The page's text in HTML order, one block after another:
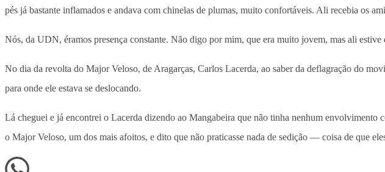
pés já bastante inflamados e andava com chinelas de plumas, muito confortáveis. Ali recebia os
Nós, da UDN, éramos presença constante. Não digo por mim, que era muito jovem, mas ali
No dia da revolta do Major Veloso, de Aragarças, Carlos Lacerda, ao saber da deflagração do
para onde ele estava se deslocando.
Lá cheguei e já encontrei o Lacerda dizendo ao Mangabeira que não tinha nenhum
o Major Veloso, um dos mais afoitos, e dito que não praticasse nada de sedição — coisa de que